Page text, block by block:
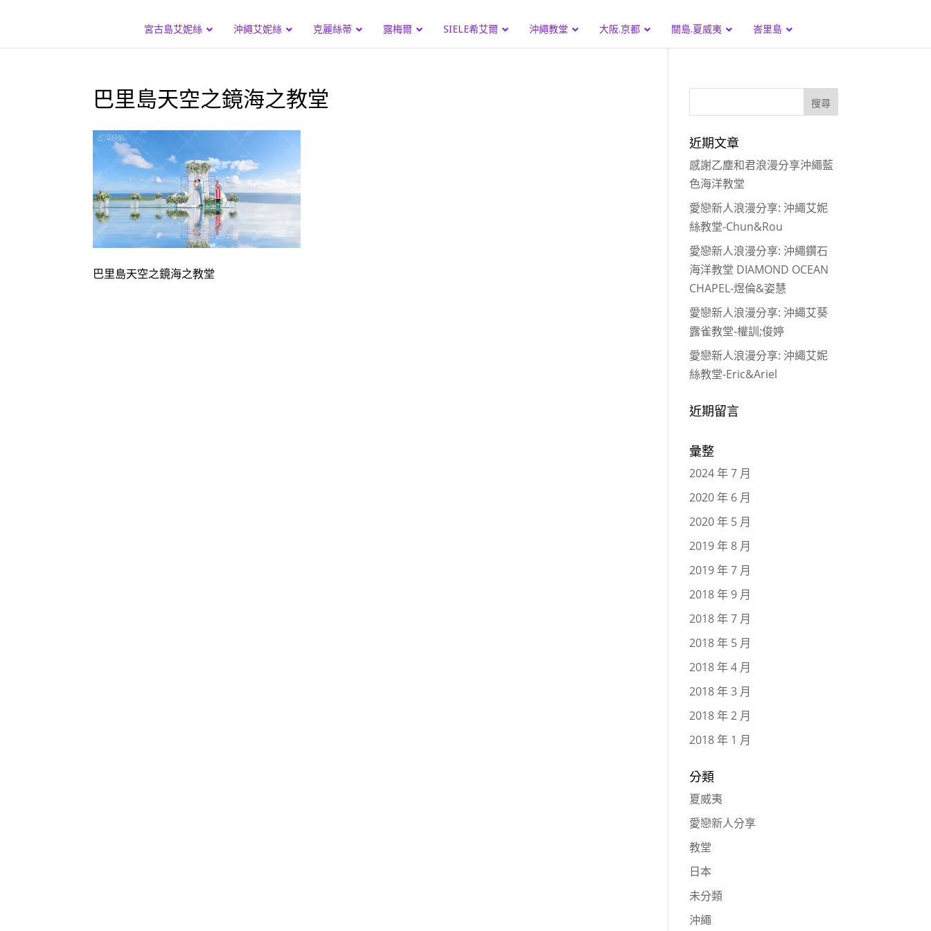
宮古島艾妮絲 沖繩艾妮絲 克麗絲蒂 露梅爾 SIELE希艾爾 沖繩教堂 大阪.京都 關島.夏威夷 峇里島
巴里島天空之鏡海之教堂
巴里島天空之鏡海之教堂
近期文章
感謝乙塵和君浪漫分享沖繩藍
色海洋教堂
愛戀新人浪漫分享: 沖繩艾妮
絲教堂-Chun&Rou
愛戀新人浪漫分享: 沖繩鑽石
海洋教堂 DIAMOND OCEAN
CHAPEL-煜倫&姿慧
愛戀新人浪漫分享: 沖繩艾葵
露雀教堂-權訓;俊婷
愛戀新人浪漫分享: 沖繩艾妮
絲教堂-Eric&Ariel
近期留言
彙整
2024 年 7 月
2020 年 6 月
2020 年 5 月
2019 年 8 月
2019 年 7 月
2018 年 9 月
2018 年 7 月
2018 年 5 月
2018 年 4 月
2018 年 3 月
2018 年 2 月
2018 年 1 月
分類
夏威夷
愛戀新人分享
教堂
日本
未分類
沖繩